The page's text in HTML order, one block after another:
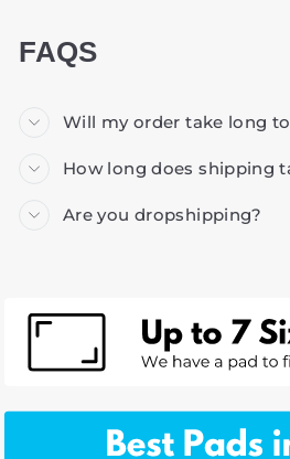
FAQS
Will my order take long
How long does shipping
Are you dropshipping?